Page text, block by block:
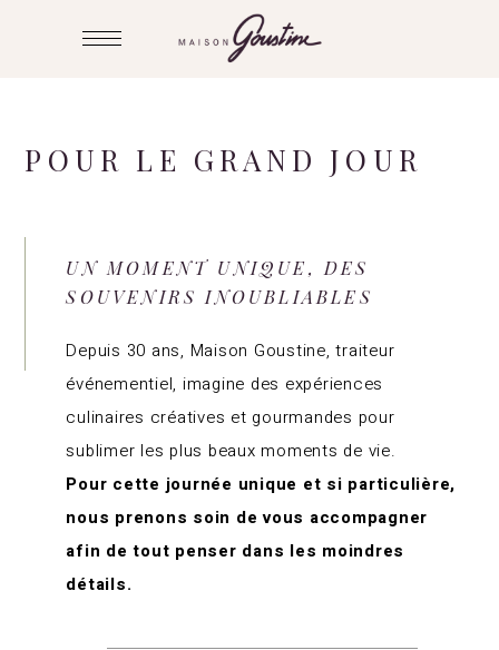
POUR LE GRAND JOUR
UN MOMENT UNIQUE, DES
SOUVENIRS INOUBLIABLES
Depuis 30 ans, Maison Goustine, traiteur
événementiel, imagine des expériences
culinaires créatives et gourmandes pour
sublimer les plus beaux moments de vie.
Pour cette journée unique et si particulière,
nous prenons soin de vous accompagner
afin de tout penser dans les moindres
détails.